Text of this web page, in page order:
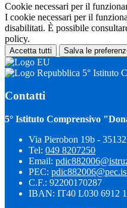
Cookie necessari per il
I cookie necessari per il
disabilitati. È possibile
policy.
Accetta tutti Salva le
5° Istituto
Contatti
5° Istituto Comprensivo
Via Pierobon 19b -
Tel: 049 8207250
Email:
PEC:
C.F.: 92200170287
IBAN: IT40 L030 6912